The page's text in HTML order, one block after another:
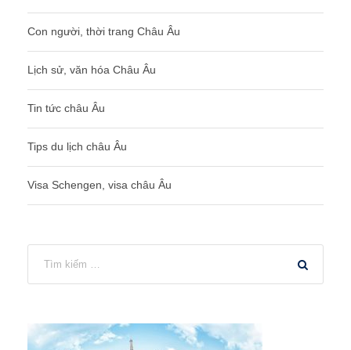
Con người, thời trang Châu Âu
Lịch sử, văn hóa Châu Âu
Tin tức châu Âu
Tips du lịch châu Âu
Visa Schengen, visa châu Âu